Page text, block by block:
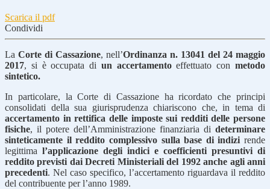
Scarica il pdf
Condividi
La Corte di Cassazione, nell’Ordinanza n. 13041 del 24 maggio
2017, si è occupata di un accertamentoeffettuato conmetodo
sintetico.
In particolare, la Corte di Cassazione ha ricordato che principi
consolidati della sua giurisprudenza chiariscono che, in tema di
accertamento in rettifica delle imposte sui redditi delle persone
fisiche, il potere dell’Amministrazione finanziaria di determinare
sinteticamente il reddito complessivo sulla base di indizi rende
legittima l’applicazione degli indici e coefficienti presuntivi di
reddito previsti dai Decreti Ministeriali del 1992 anche agli anni
precedenti. Nel caso specifico, l’accertamento riguardava il reddito
del contribuente per l’anno 1989.